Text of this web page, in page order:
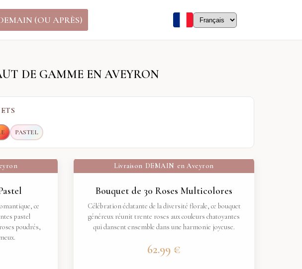
(OU APRÈS)
DE GAMME EN AVEYRON
PASTEL
ce
pastel
poudrés,
Livraison DEMAIN en Aveyron
Bouquet de 30 Roses Multicolores
Célébration éclatante de la diversité florale, ce bouquet
généreux réunit trente roses aux couleurs chatoyantes
qui dansent ensemble dans une harmonie joyeuse.
62.99 €